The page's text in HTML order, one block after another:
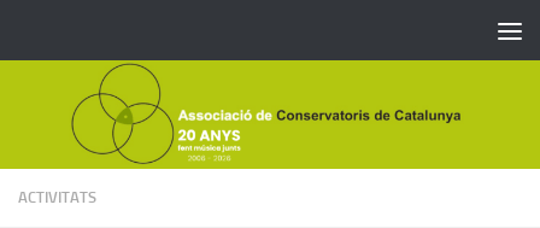
ACTIVITATS